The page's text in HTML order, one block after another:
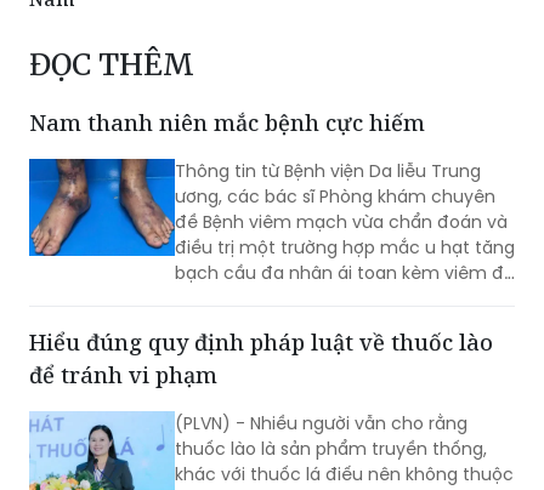
vang của Bệnh viện Bạch Mai và nền y học Việt
Nam
ĐỌC THÊM
Nam thanh niên mắc bệnh cực hiếm
Thông tin từ Bệnh viện Da liễu Trung
ương, các bác sĩ Phòng khám chuyên
điều trị một trường hợp mắc u hạt tăng
bạch cầu đa nhân ái toan kèm viêm đa
mạch (Eosinophilic Granulomatosis
with Polyangiitis - EGPA) – một bệnh lý
viêm mạch máu kích thước nhỏ và
trung bình rất hiếm gặp, đặc biệt ở
người châu Á.
Hiểu đúng quy định pháp luật về thuốc lào
để tránh vi phạm